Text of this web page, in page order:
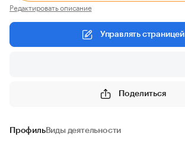
Редактировать описание
Управлять страницей
Поделиться
ПрофильВиды деятельности